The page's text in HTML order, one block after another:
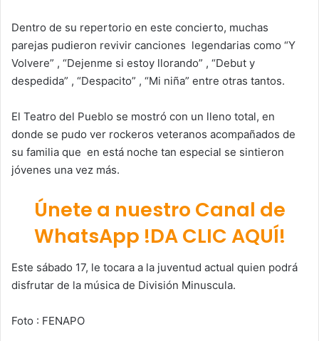
Dentro de su repertorio en este concierto, muchas
parejas pudieron revivir canciones legendarias como “Y
Volvere” , “Dejenme si estoy llorando” , “Debut y
despedida” , “Despacito” , “Mi niña” entre otras tantos.
El Teatro del Pueblo se mostró con un lleno total, en
donde se pudo ver rockeros veteranos acompañados de
su familia que en está noche tan especial se sintieron
jóvenes una vez más.
Únete a nuestro Canal de
WhatsApp !DA CLIC AQUÍ!
Este sábado 17, le tocara a la juventud actual quien podrá
disfrutar de la música de División Minuscula.
Foto : FENAPO